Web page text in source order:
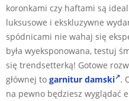
koronkami czy haftami są
luksusowe i ekskluzywne
spódnicami nie wahaj się
była wyeksponowana, testuj
się trendsetterką! Gotowe
głównej to garnitur damski .
na pewno będziesz wyglądać